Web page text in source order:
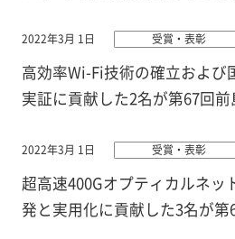
2022年3月 1日 受賞・表彰
高効率Wi-Fi技術の確立および
実証に貢献した2名が第67回
2022年3月 1日 受賞・表彰
超高速400Gオプティカルネッ
発と実用化に貢献した3名が